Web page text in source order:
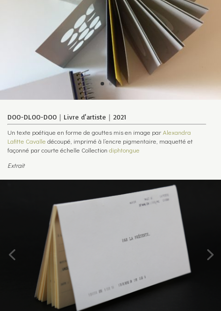
DOO-DLOO-DOO｜Livre d'artiste｜2021
Un texte poétique en forme de gouttes mis en image parAlexandra
Lafitte Cavalle découpé, imprimé à l’encre pigmentaire, maquetté et
façonné par courte échelle Collection diphtongue
Extrait